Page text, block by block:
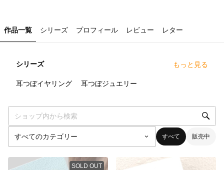
作品一覧 シリーズ プロフィール レビュー レター
シリーズ もっと見る
耳つぼイヤリング 耳つぼジュエリー
すべて 販売中
SOLD OUT